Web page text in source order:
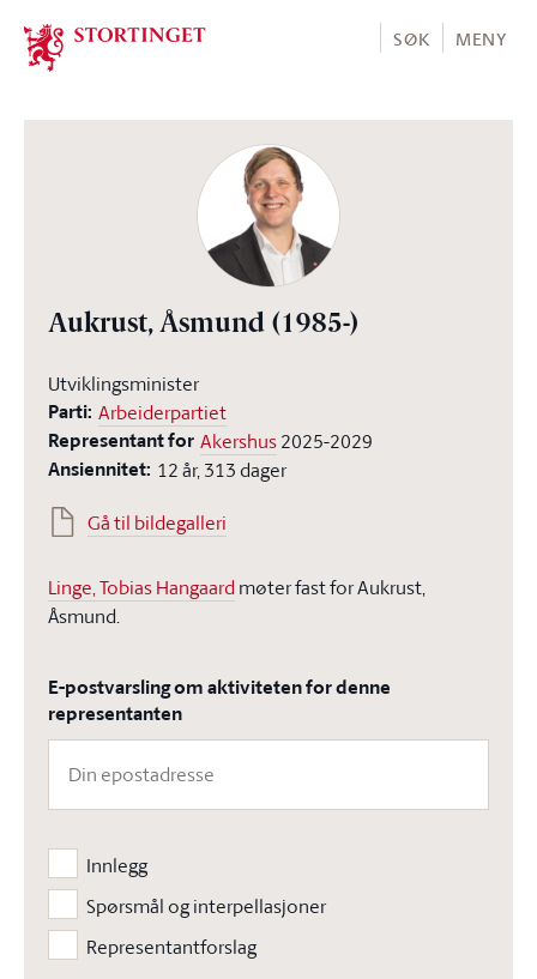
Stortinget.no
SØK MENY
Aukrust, Åsmund (1985-)
Utviklingsminister
Parti: Arbeiderpartiet
Representant for Akershus2025-2029
Ansiennitet: 12 år, 313 dager
Gå til bildegalleri
Linge, Tobias Hangaard møter fast forAukrust,
Åsmund.
E-postvarsling om aktiviteten for denne
representanten
Innlegg
Spørsmål og interpellasjoner
Representantforslag